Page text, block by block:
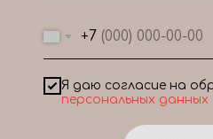
+7
Я даю согласие на
персональных данных